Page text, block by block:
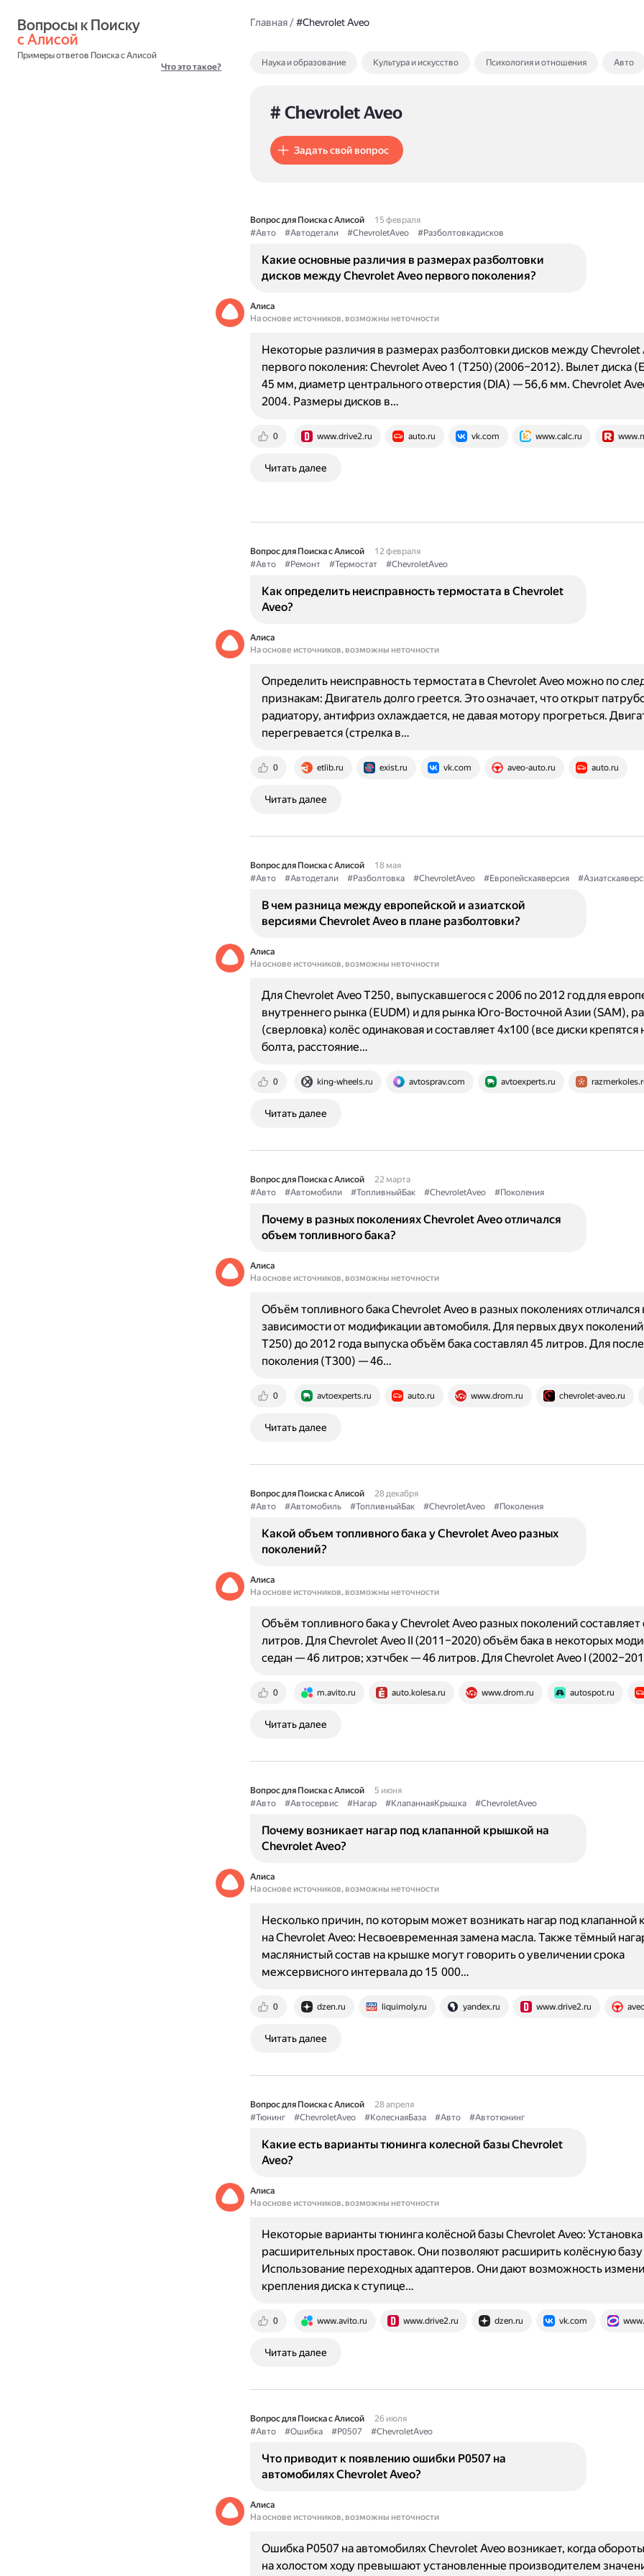
с Алисой
Примеры ответов Поиска с Алисой
Что это такое?
Главная/#Chevrolet Aveo
Наука и образование Культура и искусство Психология и отношения Авто
# Chevrolet Aveo
Задать свой вопрос
Вопрос для Поиска с Алисой
15 февраля
#Авто
#Автодетали #ChevroletAveo #Разболтовкадисков
Какие основные различия в размерах разболтовки
дисков между Chevrolet Aveo первого поколения?
Алиса
На основе источников, возможны неточности
0 www.drive2.ru auto.ru vk.com www.calc.ru
Некоторые различия в размерах разболтовки дисков между Chevrolet
первого поколения: Chevrolet Aveo 1 (T250) (2006–2012). Вылет диска
45 мм, диаметр центрального отверстия (DIA) — 56,6 мм. Chevrolet
2004. Размеры дисков в…
Читать далее
Вопрос для Поиска с Алисой
12 февраля
#Авто
#Ремонт #Термостат #ChevroletAveo
Как определить неисправность термостата в Chevrolet
Aveo?
Алиса
На основе источников, возможны неточности
0 etlib.ru exist.ru vk.com aveo-auto.ru auto.ru
Определить неисправность термостата в Chevrolet Aveo можно по
признакам: Двигатель долго греется. Это означает, что открыт
радиатору, антифриз охлаждается, не давая мотору прогреться.
перегревается (стрелка в…
Читать далее
Вопрос для Поиска с Алисой
18 мая
#Авто
#Автодетали #Разболтовка #ChevroletAveo #Европейскаяверсия
В чем разница между европейской и азиатской
версиями Chevrolet Aveo в плане разболтовки?
Алиса
На основе источников, возможны неточности
0 king-wheels.ru avtosprav.com avtoexperts.ru
Для Chevrolet Aveo T250, выпускавшегося с 2006 по 2012 год для
внутреннего рынка (EUDM) и для рынка Юго-Восточной Азии (SAM),
(сверловка) колёс одинаковая и составляет 4x100 (все диски крепятся
болта, расстояние…
Читать далее
Вопрос для Поиска с Алисой
22 марта
#Авто
#Автомобили #ТопливныйБак #ChevroletAveo #Поколения
Почему в разных поколениях Chevrolet Aveo отличался
объем топливного бака?
Алиса
На основе источников, возможны неточности
0 avtoexperts.ru auto.ru www.drom.ru chevrolet-aveo.ru
Объём топливного бака Chevrolet Aveo в разных поколениях отличался
зависимости от модификации автомобиля. Для первых двух
T250) до 2012 года выпуска объём бака составлял 45 литров. Для
поколения (T300) — 46…
Читать далее
Вопрос для Поиска с Алисой
28 декабря
#Авто
#Автомобиль #ТопливныйБак #ChevroletAveo #Поколения
Какой объем топливного бака у Chevrolet Aveo разных
поколений?
Алиса
На основе источников, возможны неточности
0 m.avito.ru auto.kolesa.ru www.drom.ru autospot.ru
Объём топливного бака у Chevrolet Aveo разных поколений составляет
литров. Для Chevrolet Aveo II (2011–2020) объём бака в некоторых
седан — 46 литров; хэтчбек — 46 литров. Для Chevrolet Aveo I
Читать далее
Вопрос для Поиска с Алисой
5 июня
#Авто
#Автосервис #Нагар #КлапаннаяКрышка #ChevroletAveo
Почему возникает нагар под клапанной крышкой на
Chevrolet Aveo?
Алиса
На основе источников, возможны неточности
0 dzen.ru liquimoly.ru yandex.ru www.drive2.ru
Несколько причин, по которым может возникать нагар под клапанной
на Chevrolet Aveo: Несвоевременная замена масла. Также тёмный
маслянистый состав на крышке могут говорить о увеличении срока
межсервисного интервала до 15 000…
Читать далее
Вопрос для Поиска с Алисой
28 апреля
#Тюнинг
#ChevroletAveo #КолеснаяБаза #Авто #Автотюнинг
Какие есть варианты тюнинга колесной базы Chevrolet
Aveo?
Алиса
На основе источников, возможны неточности
0 www.avito.ru www.drive2.ru dzen.ru vk.com
Некоторые варианты тюнинга колёсной базы Chevrolet Aveo: Установка
расширительных проставок. Они позволяют расширить колёсную
Использование переходных адаптеров. Они дают возможность
крепления диска к ступице…
Читать далее
Вопрос для Поиска с Алисой
26 июля
#Авто
#Ошибка #P0507 #ChevroletAveo
Что приводит к появлению ошибки P0507 на
автомобилях Chevrolet Aveo?
Алиса
На основе источников, возможны неточности
Ошибка P0507 на автомобилях Chevrolet Aveo возникает, когда
на холостом ходу превышают установленные производителем